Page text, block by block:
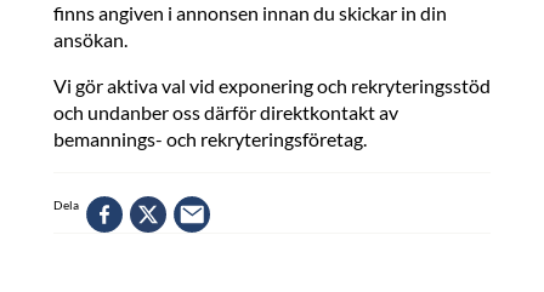
finns angiven i annonsen innan du skickar in din
ansökan.
Vi gör aktiva val vid exponering och rekryteringsstöd
och undanber oss därför direktkontakt av
bemannings- och rekryteringsföretag.
Dela